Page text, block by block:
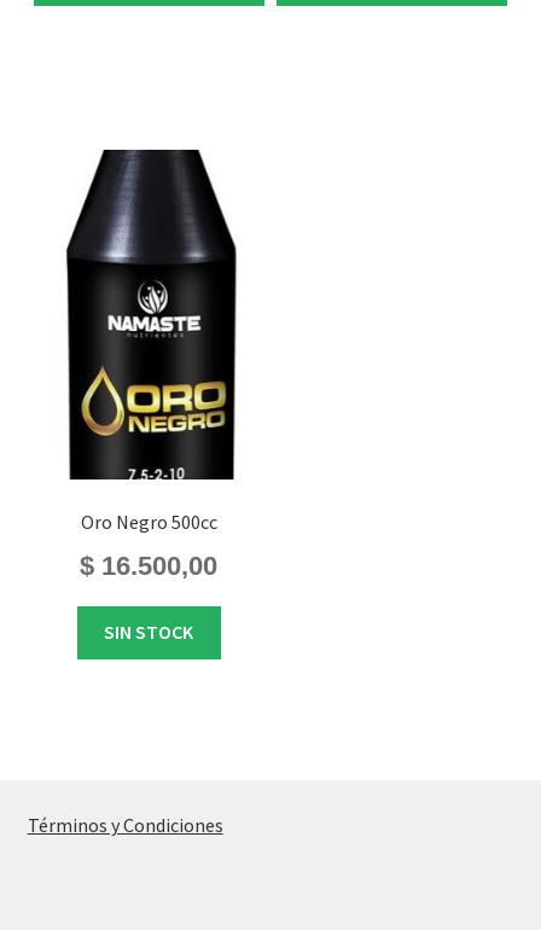
Oro Negro 500cc
$ 16.500,00
SIN STOCK
Términos y Condiciones